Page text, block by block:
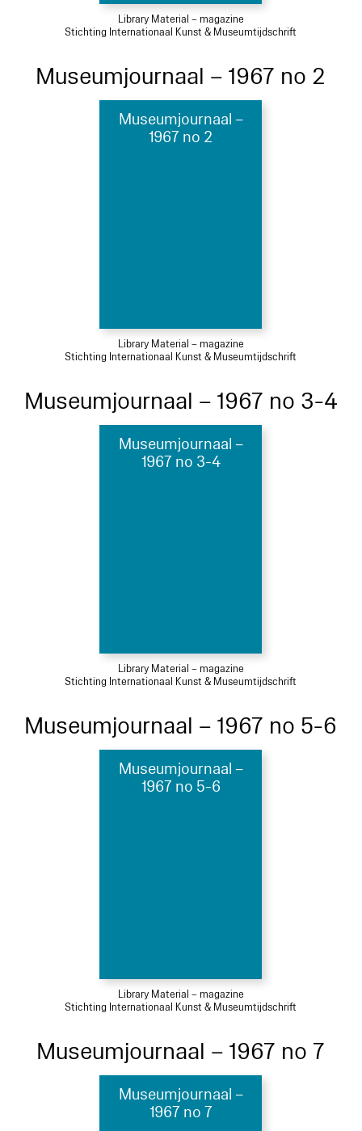
Library Material – magazine
Stichting Internationaal Kunst & Museumtijdschrift
Museumjournaal – 1967 no 2
Museumjournaal –
1967 no 2
Library Material – magazine
Stichting Internationaal Kunst & Museumtijdschrift
Museumjournaal – 1967 no 3-4
Museumjournaal –
1967 no 3-4
Library Material – magazine
Stichting Internationaal Kunst & Museumtijdschrift
Museumjournaal – 1967 no 5-6
Museumjournaal –
1967 no 5-6
Library Material – magazine
Stichting Internationaal Kunst & Museumtijdschrift
Museumjournaal – 1967 no 7
Museumjournaal –
1967 no 7